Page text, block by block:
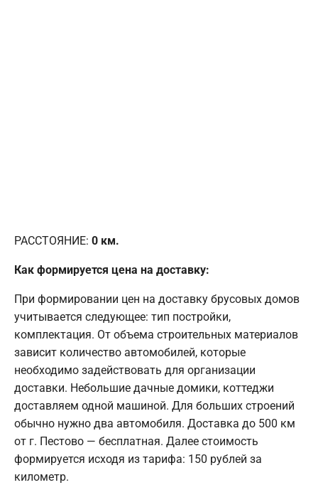
РАССТОЯНИЕ: 0 км.
Как формируется цена на доставку:
При формировании цен на доставку брусовых домов
учитывается следующее: тип постройки,
комплектация. От объема строительных материалов
зависит количество автомобилей, которые
необходимо задействовать для организации
доставки. Небольшие дачные домики, коттеджи
доставляем одной машиной. Для больших строений
обычно нужно два автомобиля. Доставка до 500 км
от г. Пестово — бесплатная. Далее стоимость
формируется исходя из тарифа: 150 рублей за
километр.